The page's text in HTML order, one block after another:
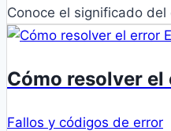
Conoce el significado
Cómo resolver el
Fallos y códigos de error